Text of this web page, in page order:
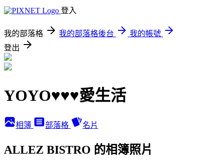
登入
我的部落格 我的部落格後台
我的帳號
登出
YOYO♥♥♥愛生活
相簿 部落格 名片
ALLEZ BISTRO 的相簿照片